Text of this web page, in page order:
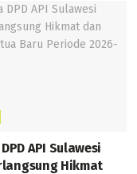
p
p
m
API Sulawesi
Hikmat